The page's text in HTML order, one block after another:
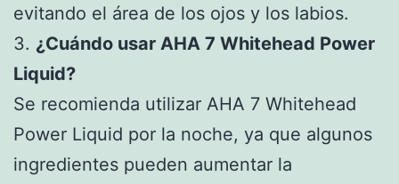
evitando el área de los ojos y los labios.
3. ¿Cuándo usar AHA 7 Whitehead Power
Liquid?
Se recomienda utilizar AHA 7 Whitehead
Power Liquid por la noche, ya que algunos
ingredientes pueden aumentar la